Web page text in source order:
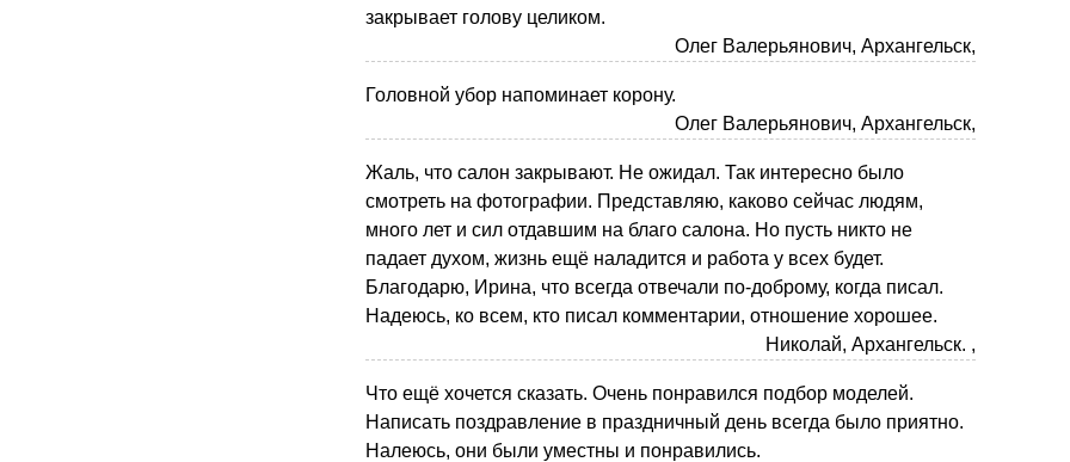
закрывает голову целиком.
Олег Валерьянович, Архангельск,
Головной убор напоминает корону.
Олег Валерьянович, Архангельск,
Жаль, что салон закрывают. Не ожидал. Так интересно было
смотреть на фотографии. Представляю, каково сейчас людям,
много лет и сил отдавшим на благо салона. Но пусть никто не
падает духом, жизнь ещё наладится и работа у всех будет.
Благодарю, Ирина, что всегда отвечали по-доброму, когда писал.
Надеюсь, ко всем, кто писал комментарии, отношение хорошее.
Николай, Архангельск. ,
Что ещё хочется сказать. Очень понравился подбор моделей.
Написать поздравление в праздничный день всегда было приятно.
Налеюсь, они были уместны и понравились.